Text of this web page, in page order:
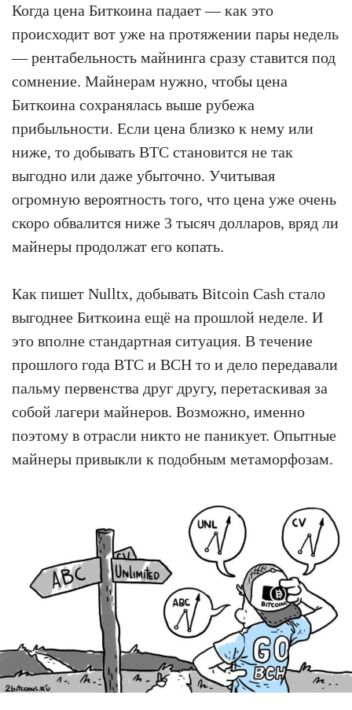
Когда цена Биткоина падает — как это
происходит вот уже на протяжении пары недель
— рентабельность майнинга сразу ставится под
сомнение. Майнерам нужно, чтобы цена
Биткоина сохранялась выше рубежа
прибыльности. Если цена близко к нему или
ниже, то добывать BTC становится не так
выгодно или даже убыточно. Учитывая
огромную вероятность того, что цена уже очень
скоро обвалится ниже 3 тысяч долларов, вряд ли
майнеры продолжат его копать.
Как пишет Nulltx, добывать Bitcoin Cash стало
выгоднее Биткоина ещё на прошлой неделе. И
это вполне стандартная ситуация. В течение
прошлого года BTC и BCH то и дело передавали
пальму первенства друг другу, перетаскивая за
собой лагери майнеров. Возможно, именно
поэтому в отрасли никто не паникует. Опытные
майнеры привыкли к подобным метаморфозам.